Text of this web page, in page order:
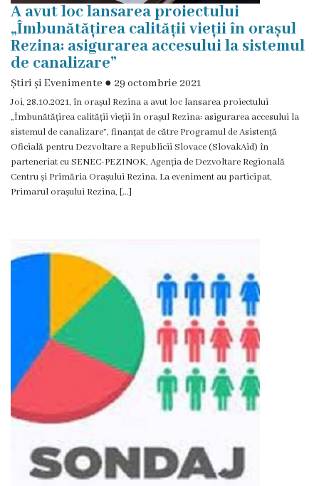
primăriei
Competențele
primarului
Dispozițiile
primarului
Plăți
Întreprinderi
subordonate
Grădinița
nr.1
copilăriei”
Grădinița
nr.2
A avut loc lansarea proiectului
„Îmbunătățirea calității vieții în orașul
Rezina: asigurarea accesului la sistemul
de canalizare”
Știri și Evenimente ● 29 octombrie 2021
Joi, 28.10.2021, în orașul Rezina a avut loc lansarea proiectului
„Îmbunătățirea calității vieții în orașul Rezina: asigurarea accesului la
sistemul de canalizare”, finanțat de către Programul de Asistență
Oficială pentru Dezvoltare a Republicii Slovace (SlovakAid) în
parteneriat cu SENEC-PEZINOK, Agenția de Dezvoltare Regională
Centru și Primăria Orașului Rezina. La eveniment au participat,
Primarul orașului Rezina, […]